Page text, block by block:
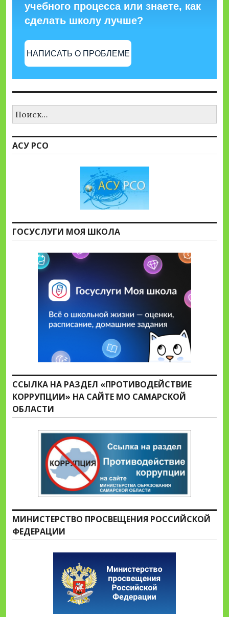
учебного процесса или знаете, как
сделать школу лучше?
НАПИСАТЬ О ПРОБЛЕМЕ
АСУ РСО
ГОСУСЛУГИ МОЯ ШКОЛА
ССЫЛКА НА РАЗДЕЛ «ПРОТИВОДЕЙСТВИЕ
КОРРУПЦИИ» НА САЙТЕ МО САМАРСКОЙ
ОБЛАСТИ
МИНИСТЕРСТВО ПРОСВЕЩЕНИЯ РОССИЙСКОЙ
ФЕДЕРАЦИИ